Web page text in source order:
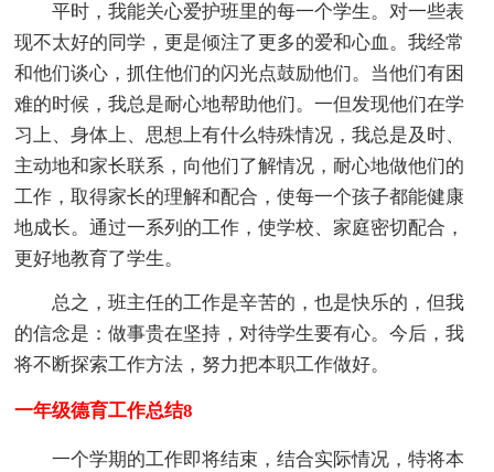
平时，我能关心爱护班里的每一个学生。对一些表
现不太好的同学，更是倾注了更多的爱和心血。我经常
和他们谈心，抓住他们的闪光点鼓励他们。当他们有困
难的时候，我总是耐心地帮助他们。一但发现他们在学
习上、身体上、思想上有什么特殊情况，我总是及时、
主动地和家长联系，向他们了解情况，耐心地做他们的
工作，取得家长的理解和配合，使每一个孩子都能健康
地成长。通过一系列的工作，使学校、家庭密切配合，
更好地教育了学生。
总之，班主任的工作是辛苦的，也是快乐的，但我
的信念是：做事贵在坚持，对待学生要有心。今后，我
将不断探索工作方法，努力把本职工作做好。
一年级德育工作总结8
一个学期的工作即将结束，结合实际情况，特将本